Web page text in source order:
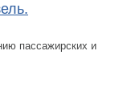
пассажирских и